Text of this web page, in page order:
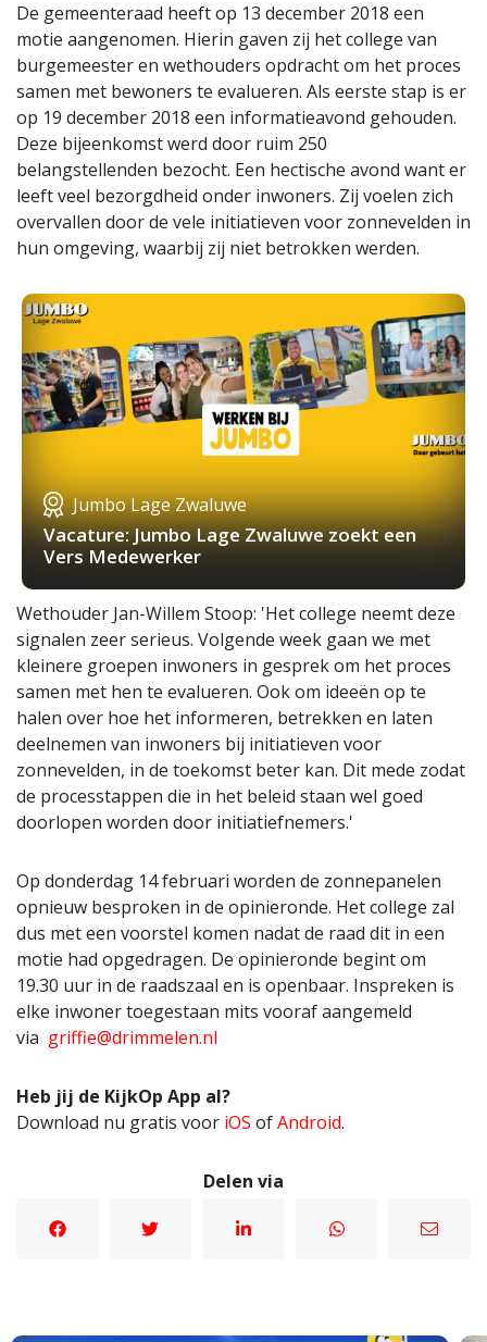
De gemeenteraad heeft op 13 december 2018 een
motie aangenomen. Hierin gaven zij het college van
burgemeester en wethouders opdracht om het proces
samen met bewoners te evalueren. Als eerste stap is er
op 19 december 2018 een informatieavond gehouden.
Deze bijeenkomst werd door ruim 250
belangstellenden bezocht. Een hectische avond want er
leeft veel bezorgdheid onder inwoners. Zij voelen zich
overvallen door de vele initiatieven voor zonnevelden in
hun omgeving, waarbij zij niet betrokken werden.
Jumbo Lage Zwaluwe
Vacature: Jumbo Lage Zwaluwe zoekt een
Vers Medewerker
Wethouder Jan-Willem Stoop: 'Het college neemt deze
signalen zeer serieus. Volgende week gaan we met
kleinere groepen inwoners in gesprek om het proces
samen met hen te evalueren. Ook om ideeën op te
halen over hoe het informeren, betrekken en laten
deelnemen van inwoners bij initiatieven voor
zonnevelden, in de toekomst beter kan. Dit mede zodat
de processtappen die in het beleid staan wel goed
doorlopen worden door initiatiefnemers.'
Op donderdag 14 februari worden de zonnepanelen
opnieuw besproken in de opinieronde. Het college zal
dus met een voorstel komen nadat de raad dit in een
motie had opgedragen. De opinieronde begint om
19.30 uur in de raadszaal en is openbaar. Inspreken is
elke inwoner toegestaan mits vooraf aangemeld
via griffie@drimmelen.nl
Heb jij de KijkOp App al?
Download nu gratis voor iOS ofAndroid.
Delen via